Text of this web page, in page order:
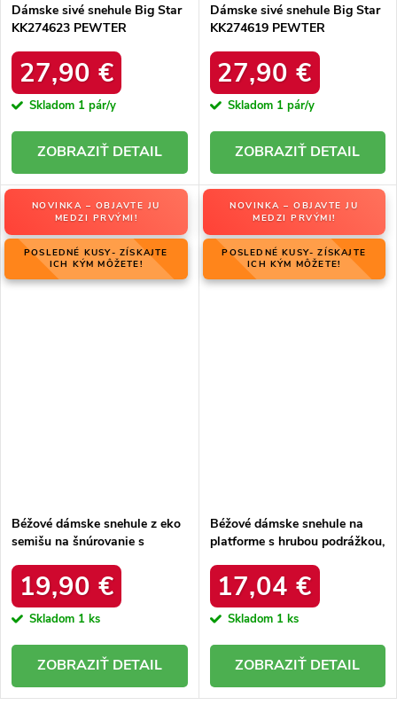
Dámske sivé snehule Big Star
KK274623 PEWTER
27,90 €
Skladom 1 pár/y
DETAIL
Dámske sivé snehule Big Star
KK274619 PEWTER
27,90 €
Skladom 1 pár/y
DETAIL
NOVINKA – OBJAVTE JU
MEDZI PRVÝMI!
POSLEDNÉ KUSY- ZÍSKAJTE
ICH KÝM MÔŽETE!
Béžové dámske snehule z eko
semišu na šnúrovanie s
produktu C3016 BEIGE
19,90 €
Skladom 1 ks
DETAIL
NOVINKA – OBJAVTE JU
MEDZI PRVÝMI!
POSLEDNÉ KUSY- ZÍSKAJTE
ICH KÝM MÔŽETE!
Béžové dámske snehule na
platforme s hrubou podrážkou,
925 KHAKI
17,04 €
Skladom 1 ks
DETAIL